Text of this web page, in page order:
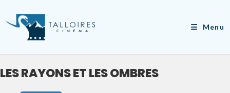
to
Menu
LES RAYONS ET LES OMBRES